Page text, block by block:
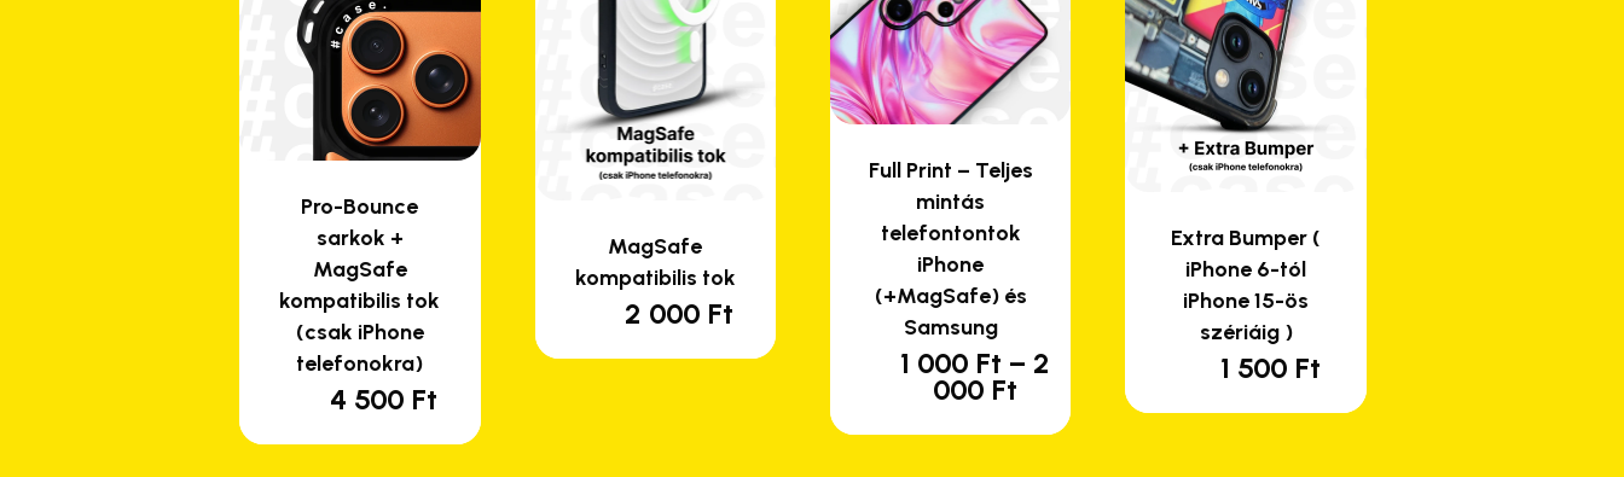
Pro-Bounce
sarkok +
MagSafe
kompatibilis tok
(csak iPhone
telefonokra)
4 500 Ft
MagSafe
kompatibilis tok
2 000 Ft
Full Print – Teljes
mintás
telefontontok
iPhone
(+MagSafe) és
Samsung
1 000 Ft – 2
000 FtÁrtartomány:
000 Ftterméknek
Extra Bumper (
iPhone 6-tól
iPhone 15-ös
szériáig )
1 500 Ft